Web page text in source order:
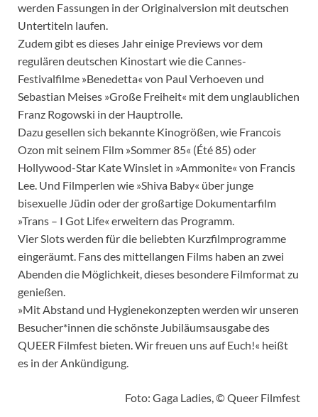
werden Fassungen in der Originalversion mit deutschen
Untertiteln laufen.
Zudem gibt es dieses Jahr einige Previews vor dem
regulären deutschen Kinostart wie die Cannes-
Festivalfilme »Benedetta« von Paul Verhoeven und
Sebastian Meises »Große Freiheit« mit dem unglaublichen
Franz Rogowski in der Hauptrolle.
Dazu gesellen sich bekannte Kinogrößen, wie Francois
Ozon mit seinem Film »Sommer 85« (Été 85) oder
Hollywood-Star Kate Winslet in »Ammonite« von Francis
Lee. Und Filmperlen wie »Shiva Baby« über junge
bisexuelle Jüdin oder der großartige Dokumentarfilm
»Trans – I Got Life« erweitern das Programm.
Vier Slots werden für die beliebten Kurzfilmprogramme
eingeräumt. Fans des mittellangen Films haben an zwei
Abenden die Möglichkeit, dieses besondere Filmformat zu
genießen.
»Mit Abstand und Hygienekonzepten werden wir unseren
Besucher*innen die schönste Jubiläumsausgabe des
QUEER Filmfest bieten. Wir freuen uns auf Euch!« heißt
es in der Ankündigung.
Foto: Gaga Ladies, © Queer Filmfest